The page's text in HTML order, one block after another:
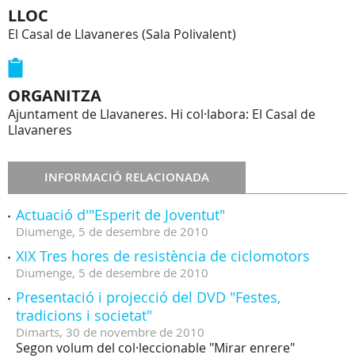
LLOC
El Casal de Llavaneres (Sala Polivalent)
ORGANITZA
Ajuntament de Llavaneres. Hi col·labora: El Casal de
Llavaneres
INFORMACIÓ RELACIONADA
Actuació d'"Esperit de Joventut"
Diumenge, 5 de desembre de 2010
XIX Tres hores de resistència de ciclomotors
Diumenge, 5 de desembre de 2010
Presentació i projecció del DVD "Festes,
tradicions i societat"
Dimarts, 30 de novembre de 2010
Segon volum del col·leccionable "Mirar enrere"